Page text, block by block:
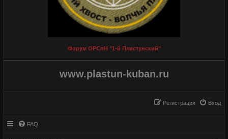
Форум ОРСпН "1-й Пластунский"
www.plastun-kuban.ru
Вход
Регистрация
FAQ